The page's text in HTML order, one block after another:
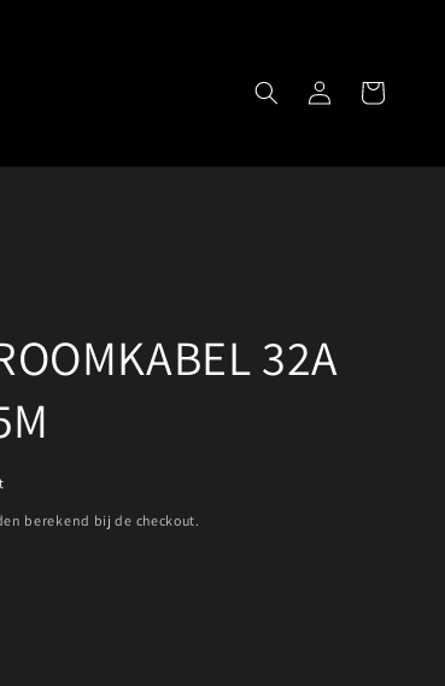
InloggenWinkelwagen
32A
berekend bij de checkout.